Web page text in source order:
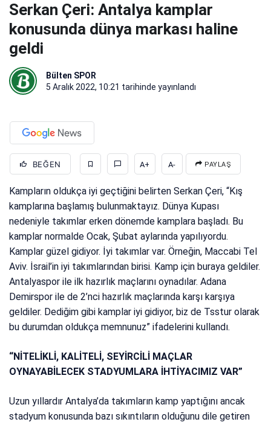
Serkan Çeri: Antalya kamplar
konusunda dünya markası haline
geldi
Bülten SPOR
5 Aralık 2022, 10:21 tarihinde yayınlandı
BEĞEN A+ A- PAYLAŞ
Kampların oldukça iyi geçtiğini belirten Serkan Çeri, “Kış
kamplarına başlamış bulunmaktayız. Dünya Kupası
nedeniyle takımlar erken dönemde kamplara başladı. Bu
kamplar normalde Ocak, Şubat aylarında yapılıyordu.
Kamplar güzel gidiyor. İyi takımlar var. Örneğin, Maccabi Tel
Aviv. İsrail’in iyi takımlarından birisi. Kamp için buraya geldiler.
Antalyaspor ile ilk hazırlık maçlarını oynadılar. Adana
Demirspor ile de 2’nci hazırlık maçlarında karşı karşıya
geldiler. Dediğim gibi kamplar iyi gidiyor, biz de Tsstur olarak
bu durumdan oldukça memnunuz” ifadelerini kullandı.
“NİTELİKLİ, KALİTELİ, SEYİRCİLİ MAÇLAR
OYNAYABİLECEK STADYUMLARA İHTİYACIMIZ VAR”
Uzun yıllardır Antalya’da takımların kamp yaptığını ancak
stadyum konusunda bazı sıkıntıların olduğunu dile getiren